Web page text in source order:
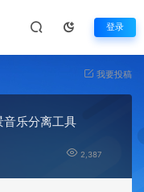
登录
我要投稿
乐分离工具
2,387